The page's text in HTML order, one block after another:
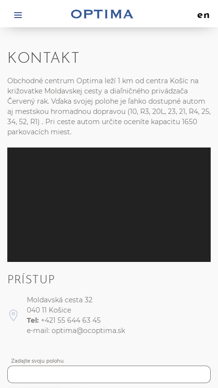
en
KONTAKT
Obchodné centrum Optima leží 1 km od centra Košíc na
križovatke Moldavskej cesty a diaľničného privádzača
Červený rak. Vďaka svojej polohe je ľahko dostupné autom
aj mestskou hromadnou dopravou (10, R3, 20L, 23, 21, R4, 25,
34, 52, R1) . Pri ceste autom určite oceníte kapacitu 1650
parkovacích miest.
PRÍSTUP
Moldavská cesta 32
040 11 Košice
Tel: +421 55 644 63 45
e-mail: optima@ocoptima.sk
Zadajte svoju polohu